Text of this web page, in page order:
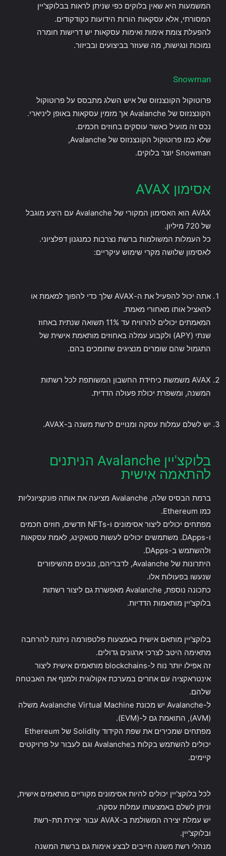
המשמעות היא שאין בלוקים כפי שניתן לראות בבלוקצ'יין
המסורתי, אלא עסקאות הורות הידועות כקודקודים.
להפעלת צומת אימות ואימות עסקאות יש דרישות חומרה
נמוכות ונגישות, מה שעוזר בביצועים ובביזור.
Snowman
פרוטוקול הקונצנזוס של איש השלג מתבסס על פרוטוקול
הקונצנזוס של Avalanche אך מזמין עסקאות באופן ליניארי.
נכס זה מועיל כאשר עוסקים בחוזים חכמים.
שלא כמו פרוטוקול הקונצנזוס של Avalanche,
Snowman יוצר בלוקים.
אסימון AVAX
AVAX הוא האסימון המקורי של Avalanche עם היצע מוגבל
של 720 מיליון.
כל העמלות המשולמות ברשת נצרבות כמנגנון דפלציוני.
לאסימון שלושה מקרי שימוש עיקריים:
אתה יכול להפעיל את ה-AVAX שלך כדי להפוך למאמת או
להאציל אותו מאחורי מאמת.
המאמתים יכולים להרוויח עד 11% תשואה שנתית באחוז
שנתי (APY) ולקבוע עמלה באחוזים מותאמת אישית של
התגמול שהם שומרים מנציגים שתומכים בהם.
AVAX משמשת כיחידת החשבון המשותפת לכל רשתות
המשנה, ומשפרת יכולת פעולה הדדית.
יש לשלם עמלות עסקה ומנויים לרשת משנה ב-AVAX.
בלוקצ'יין Avalanche הניתנים
להתאמה אישית
ברמת הבסיס שלה, Avalanche מציעה את אותה פונקציונליות
כמו Ethereum.
מפתחים יכולים ליצור אסימונים ו-NFTs חדשים, חוזים חכמים
ו-DApps. משתמשים יכולים לעשות סטאקינג, לאמת עסקאות
ולהשתמש ב-DApps.
היתרונות של Avalanche, לדבריהם, נובעים מהשיפורים
שנעשו בפעולות אלו.
כתכונה נוספת, Avalanche מאפשרת גם ליצור רשתות
בלוקצ'יין מותאמות הדדיות.
בלוקצ'יין מותאם אישית באמצעות פלטפורמה ניתנת להרחבה
מתאימה היטב לצרכי ארגונים גדולים.
זה אפילו יותר נוח ל-blockchains מותאמים אישית ליצור
אינטראקציה עם אחרים במערכת אקולוגית ולמנף את האבטחה
שלהם.
ל-Avalanche יש מכונת Avalanche Virtual Machine משלה
(AVM), התואמת גם ל-(EVM).
מפתחים שמכירים את שפת הקידוד Solidity של Ethereum
יכולים להשתמש בקלות בAvalanche וגם לעבור על פרויקטים
קיימים.
לכל בלוקצ'יין יכולים להיות אסימונים מקוריים מותאמים אישית,
וניתן לשלם באמצעותו עמלות עסקה.
יש עמלת יצירה המשולמת ב-AVAX עבור יצירת תת-רשת
ובלוקצ'יין.
מנהלי רשת משנה חייבים לבצע אימות גם ברשת המשנה